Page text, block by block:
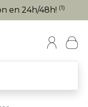
en 24h/48h! (1)